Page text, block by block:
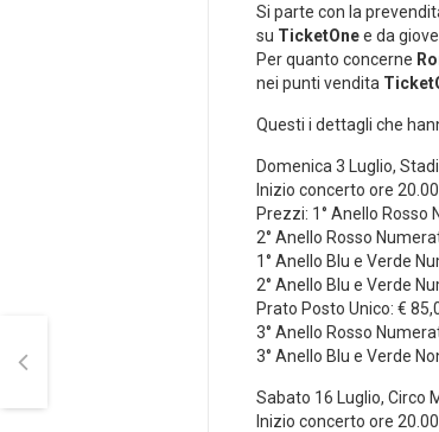
Si parte con la
su TicketOnee da
Per quanto concerne
nei punti vendita
Questi i dettagli che
Domenica 3 Luglio,
Inizio concerto ore 20.00
Prezzi: 1° Anello Rosso
2° Anello Rosso
1° Anello Blu e Verde
2° Anello Blu e Verde
Prato Posto Unico: €
3° Anello Rosso
3° Anello Blu e Verde
Sabato 16 Luglio, Circo
Inizio concerto ore 20.00